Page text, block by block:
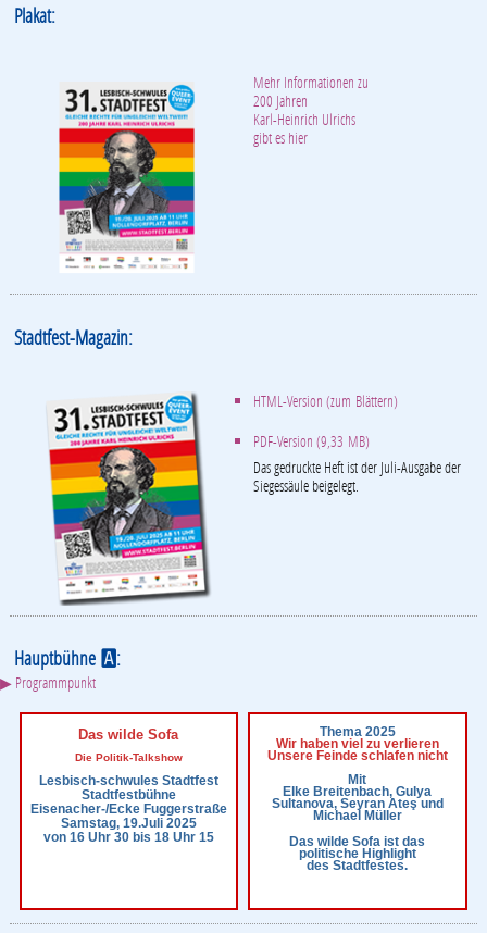
Plakat:
Mehr Informationen zu
200 Jahren
Karl-Heinrich Ulrichs
gibt es hier
Stadtfest-Magazin:
HTML-Version (zum Blättern)
PDF-Version (9,33 MB)
Das gedruckte Heft ist der Juli-Ausgabe der
Siegessäule beigelegt.
HauptbühneA:
▶ Programmpunkt
Das wilde Sofa
Die Politik-Talkshow
Lesbisch-schwules Stadtfest
Stadtfestbühne
Eisenacher-/Ecke Fuggerstraße
Samstag, 19.Juli 2025
von 16 Uhr 30 bis 18 Uhr 15
Thema 2025
Wir haben viel zu verlieren
Unsere Feinde schlafen nicht
Mit
Elke Breitenbach, Gulya
Sultanova, Seyran Ateş und
Michael Müller
Das wilde Sofa ist das
politische Highlight
des Stadtfestes.